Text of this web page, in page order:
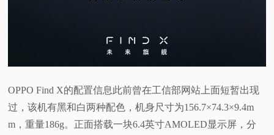
OPPO Find X的配置信息此前曾在工信部网站上面短暂出现
过，该机有黑和白两种配色，机身尺寸为156.7×74.3×9.4m
m，重量186g。正面搭载一块6.4英寸AMOLED显示屏，分